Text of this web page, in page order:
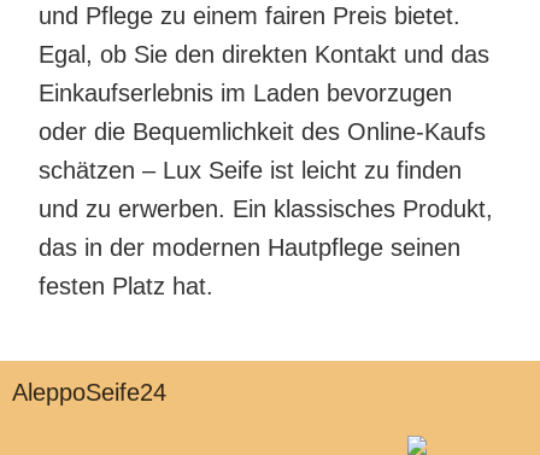
und Pflege zu einem fairen Preis bietet.
Egal, ob Sie den direkten Kontakt und das
Einkaufserlebnis im Laden bevorzugen
oder die Bequemlichkeit des Online-Kaufs
schätzen – Lux Seife ist leicht zu finden
und zu erwerben. Ein klassisches Produkt,
das in der modernen Hautpflege seinen
festen Platz hat.
AleppoSeife24